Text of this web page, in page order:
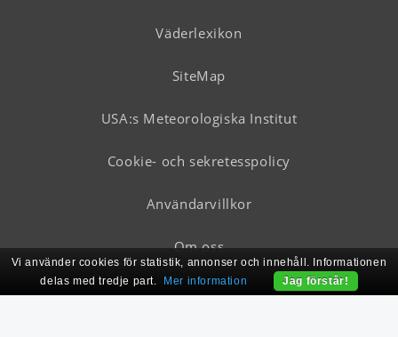
Väderlexikon
SiteMap
USA:s Meteorologiska Institut
Cookie- och sekretesspolicy
Användarvillkor
Om oss
Vi använder cookies för statistik, annonser och innehåll. Informationen
delas med tredje part.
Mer information Jag förstår!